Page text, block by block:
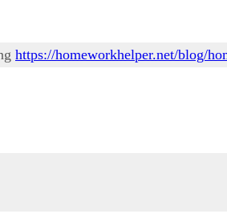
https://homeworkhelper.net/blog/